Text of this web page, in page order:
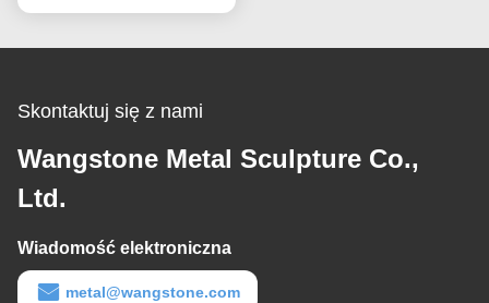
Skontaktuj się z nami
Wangstone Metal Sculpture Co.,
Ltd.
Wiadomość elektroniczna
metal@wangstone.com